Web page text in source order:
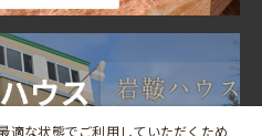
適な状態でご利用していただくため